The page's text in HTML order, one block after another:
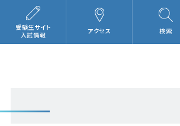
検索
アクセス
受験生サイト
入試情報